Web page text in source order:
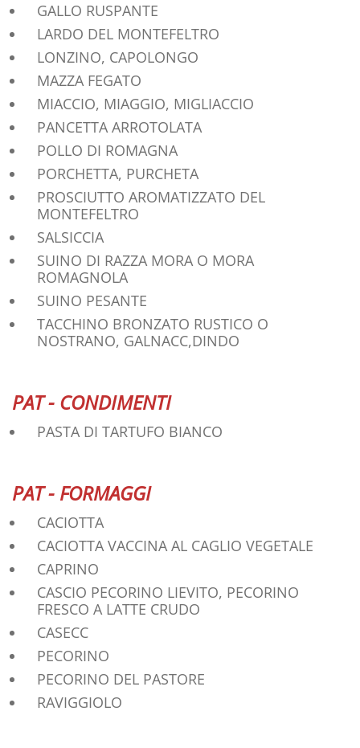
GALLO RUSPANTE
LARDO DEL MONTEFELTRO
LONZINO, CAPOLONGO
MAZZA FEGATO
MIACCIO, MIAGGIO, MIGLIACCIO
PANCETTA ARROTOLATA
POLLO DI ROMAGNA
PORCHETTA, PURCHETA
PROSCIUTTO AROMATIZZATO DEL
MONTEFELTRO
SALSICCIA
SUINO DI RAZZA MORA O MORA
ROMAGNOLA
SUINO PESANTE
TACCHINO BRONZATO RUSTICO O
NOSTRANO, GALNACC,DINDO
PAT - CONDIMENTI
PASTA DI TARTUFO BIANCO
PAT - FORMAGGI
CACIOTTA
CACIOTTA VACCINA AL CAGLIO VEGETALE
CAPRINO
CASCIO PECORINO LIEVITO, PECORINO
FRESCO A LATTE CRUDO
CASECC
PECORINO
PECORINO DEL PASTORE
RAVIGGIOLO